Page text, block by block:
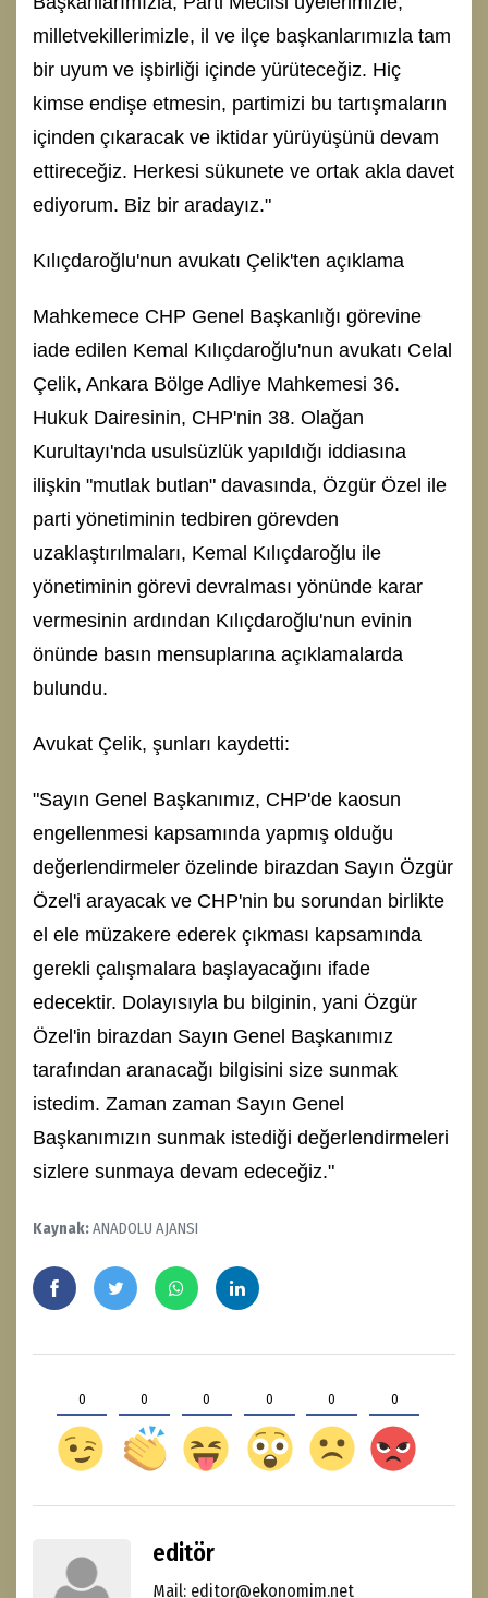
milletvekillerimizle, il ve ilçe başkanlarımızla tam
bir uyum ve işbirliği içinde yürüteceğiz. Hiç
kimse endişe etmesin, partimizi bu tartışmaların
içinden çıkaracak ve iktidar yürüyüşünü devam
ettireceğiz. Herkesi sükunete ve ortak akla davet
ediyorum. Biz bir aradayız."
Kılıçdaroğlu'nun avukatı Çelik'ten açıklama
Mahkemece CHP Genel Başkanlığı görevine
iade edilen Kemal Kılıçdaroğlu'nun avukatı Celal
Çelik, Ankara Bölge Adliye Mahkemesi 36.
Hukuk Dairesinin, CHP'nin 38. Olağan
Kurultayı'nda usulsüzlük yapıldığı iddiasına
ilişkin "mutlak butlan" davasında, Özgür Özel ile
parti yönetiminin tedbiren görevden
uzaklaştırılmaları, Kemal Kılıçdaroğlu ile
yönetiminin görevi devralması yönünde karar
vermesinin ardından Kılıçdaroğlu'nun evinin
önünde basın mensuplarına açıklamalarda
bulundu.
Avukat Çelik, şunları kaydetti:
"Sayın Genel Başkanımız, CHP'de kaosun
engellenmesi kapsamında yapmış olduğu
değerlendirmeler özelinde birazdan Sayın Özgür
Özel'i arayacak ve CHP'nin bu sorundan birlikte
el ele müzakere ederek çıkması kapsamında
gerekli çalışmalara başlayacağını ifade
edecektir. Dolayısıyla bu bilginin, yani Özgür
Özel'in birazdan Sayın Genel Başkanımız
tarafından aranacağı bilgisini size sunmak
istedim. Zaman zaman Sayın Genel
Başkanımızın sunmak istediği değerlendirmeleri
sizlere sunmaya devam edeceğiz."
Kaynak:ANADOLU AJANSI
0 0 0 0 0 0
editör
Mail: editor@ekonomim.net